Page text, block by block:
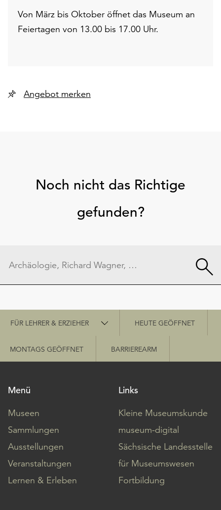
Von März bis Oktober öffnet das Museum an
Feiertagen von 13.00 bis 17.00 Uhr.
Angebot merken
Noch nicht das Richtige
gefunden?
Schnellzugriff
FÜR LEHRER & ERZIEHER HEUTE GEÖFFNET
MONTAGS GEÖFFNET BARRIEREARM
Menü
Museen
Sammlungen
Ausstellungen
Veranstaltungen
Lernen & Erleben
Links
Kleine Museumskunde
museum-digital
Sächsische Landesstelle
für Museumswesen
Fortbildung